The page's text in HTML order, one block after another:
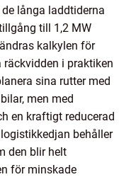
långa laddtiderna
till 1,2 MW
kalkylen för
i praktiken
sina rutter med
men med
en kraftigt reducerad
behåller
den blir helt
för minskade